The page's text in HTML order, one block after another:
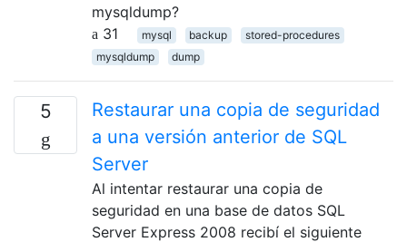
mysqldump?
31
mysql backup
stored-procedures
mysqldump
dump
5
Restaurar una copia de seguridad
a una versión anterior de SQL
Server
Al intentar restaurar una copia de
seguridad en una base de datos SQL
Server Express 2008 recibí el siguiente